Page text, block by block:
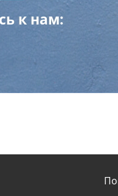
к нам: